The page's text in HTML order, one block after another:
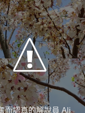
而認真的解說員 Ali